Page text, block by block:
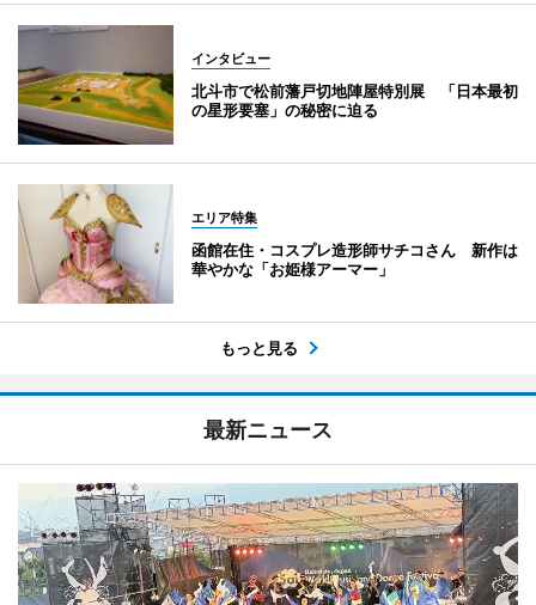
インタビュー
北斗市で松前藩戸切地陣屋特別展 「日本最初
の星形要塞」の秘密に迫る
エリア特集
函館在住・コスプレ造形師サチコさん 新作は
華やかな「お姫様アーマー」
もっと見る
最新ニュース